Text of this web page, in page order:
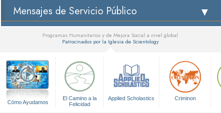
Mensajes de Servicio Público
Programas Humanitarios y de Mejora Social a nivel global
Patrocinados por la Iglesia de Scientology
Cómo Ayudamos
El Camino a la
Felicidad
Applied Scholastics Criminon